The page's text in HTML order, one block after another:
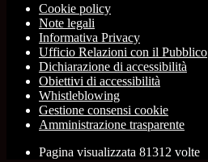
Cookie policy
Note legali
Informativa Privacy
Ufficio Relazioni con il Pubblico
Dichiarazione di accessibilità
Obiettivi di accessibilità
Whistleblowing
Gestione consensi cookie
Amministrazione trasparente
Pagina visualizzata 81312 volte